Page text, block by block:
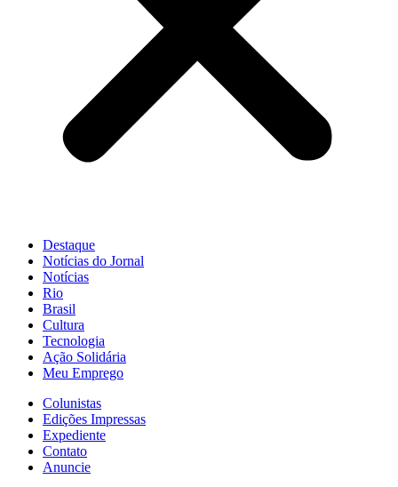
Destaque
Notícias do Jornal
Notícias
Rio
Brasil
Cultura
Tecnologia
Ação Solidária
Meu Emprego
Colunistas
Edições Impressas
Expediente
Contato
Anuncie